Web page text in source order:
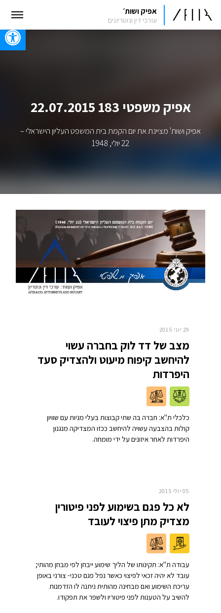
אפיק ושות׳
עורכי דין ונוטריונים
אפיק משפטי 183 22.07.2015
אפיק ושות' מציינת את יום הקמת בית המשפט העליון הישראלי –
22 יולי, 1948
29 יוני 2015
מצב של דד לוק בחברה עשוי
להיחשב קיפוח מיעוט ולהצדיק סעד
היפרדות
כלכלי ת"א: חברה בה שתי קבוצות בעלי מניות עם שוויון
קולות בהצבעה עשויה להיחשב ככזו המצדיקה מנגנון
היפרדות לאחר איזונים על ידי מומחה.
05 יולי 2015
לא כל פגם בשימוע לפני פיטורין
מצדיק מתן פיצוי לעובד
עבודה ת"א: תקינותו של הליך שימוע ייבחן לפי מבחן מהותי;
עובד לא יהיה זכאי לפיצוי כאשר נפל פגם טכני- צורני באופן
עריכת השימוע ואם מבחינה מהותית ניתנה לו הזדמנות
להשיב על הטענות לפני פיטוריו ולשפר את תפקודו.